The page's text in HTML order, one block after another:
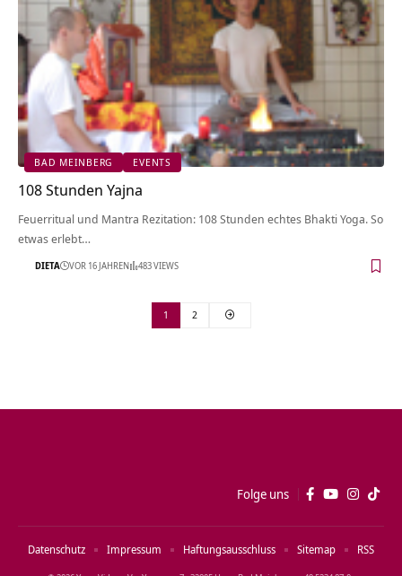
BAD MEINBERG EVENTS
108 Stunden Yajna
Feuerritual und Mantra Rezitation: 108 Stunden echtes Bhakti Yoga. So
etwas erlebt…
DIETA VOR 16 JAHREN 483 VIEWS
1 2
Folge uns
Datenschutz Impressum Haftungsausschluss Sitemap RSS